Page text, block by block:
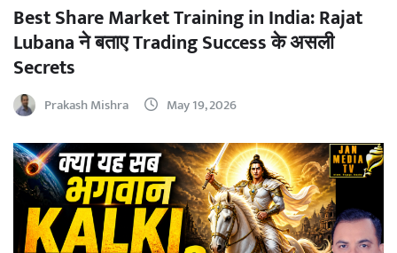
Best Share Market Training in India: Rajat
Lubana ने बताए Trading Success के असली
Secrets
Prakash Mishra May 19, 2026